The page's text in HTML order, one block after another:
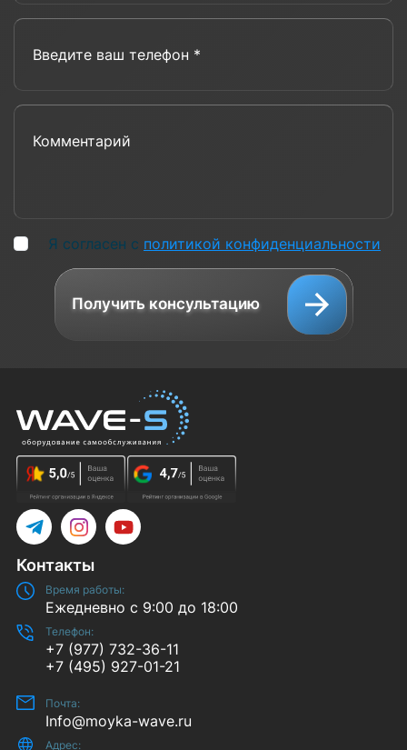
Я согласен с политикой конфиденциальности
Получить консультацию
TelegramInstagramYouTube
Контакты
Время работы:
Ежедневно с 9:00 до 18:00
Телефон:
+7 (977) 732-36-11
+7 (495) 927-01-21
Почта:
Info@moyka-wave.ru
Адрес: